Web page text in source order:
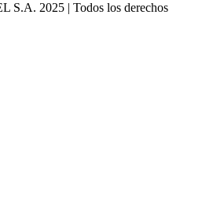
S.A. 2025 | Todos los derechos